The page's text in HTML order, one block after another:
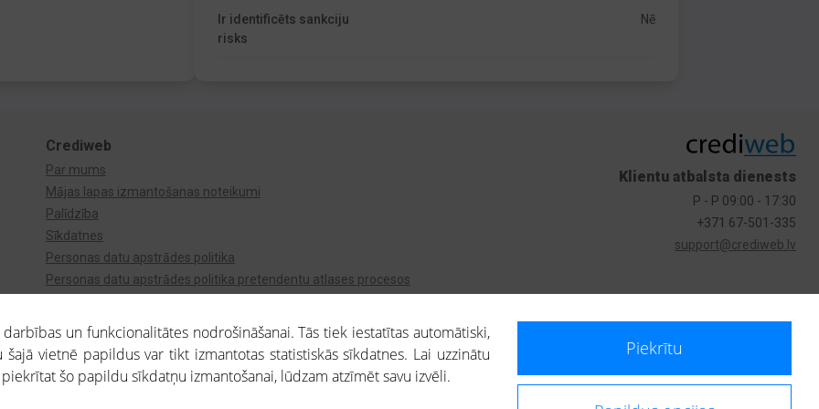
Ir identificēts sankciju
risks
Nē
Crediweb
Par mums
Mājas lapas izmantošanas noteikumi
Palīdzība
Sīkdatnes
Personas datu apstrādes politika
Personas datu apstrādes politika pretendentu atlases procesos
Klientu atbalsta dienests
P - P 09:00 - 17:30
+371 67-501-335
support@crediweb.lv
un funkcionalitātes nodrošināšanai. Tās tiek iestatītas automātiski,
vietnē papildus var tikt izmantotas statistiskās sīkdatnes. Lai uzzinātu
piekrītat šo papildu sīkdatņu izmantošanai, lūdzam atzīmēt savu izvēli.
Piekrītu